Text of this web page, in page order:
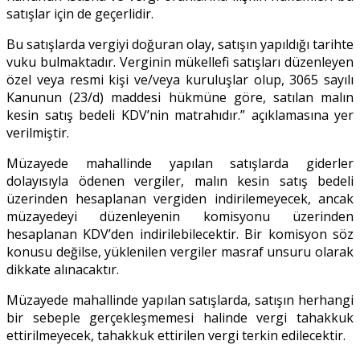
satışlar için de geçerlidir.
Bu satışlarda vergiyi doğuran olay, satışın yapıldığı tarihte
vuku bulmaktadır. Verginin mükellefi satışları düzenleyen
özel veya resmi kişi ve/veya kuruluşlar olup, 3065 sayılı
Kanunun (23/d) maddesi hükmüne göre, satılan malın
kesin satış bedeli KDV’nin matrahıdır.” açıklamasına yer
verilmiştir.
Müzayede mahallinde yapılan satışlarda giderler
dolayısıyla ödenen vergiler, malın kesin satış bedeli
üzerinden hesaplanan vergiden indirilemeyecek, ancak
müzayedeyi düzenleyenin komisyonu üzerinden
hesaplanan KDV’den indirilebilecektir. Bir komisyon söz
konusu değilse, yüklenilen vergiler masraf unsuru olarak
dikkate alınacaktır.
Müzayede mahallinde yapılan satışlarda, satışın herhangi
bir sebeple gerçekleşmemesi halinde vergi tahakkuk
ettirilmeyecek, tahakkuk ettirilen vergi terkin edilecektir.